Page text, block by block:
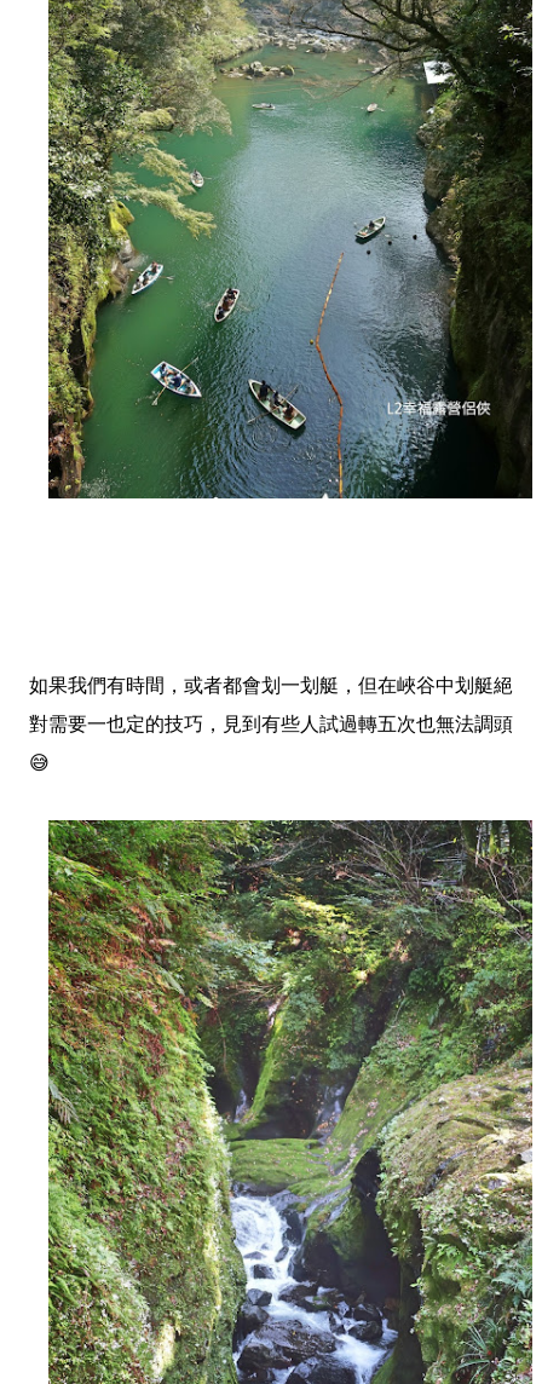
如果我們有時間，或者都會划一划艇，但在峽谷中划艇絕
對需要一也定的技巧，見到有些人試過轉五次也無法調頭
😅